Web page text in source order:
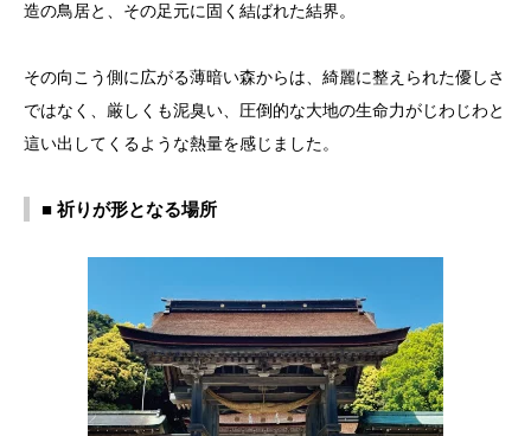
造の鳥居と、その足元に固く結ばれた結界。
その向こう側に広がる薄暗い森からは、綺麗に整えられた優しさ
ではなく、厳しくも泥臭い、圧倒的な大地の生命力がじわじわと
這い出してくるような熱量を感じました。
■ 祈りが形となる場所